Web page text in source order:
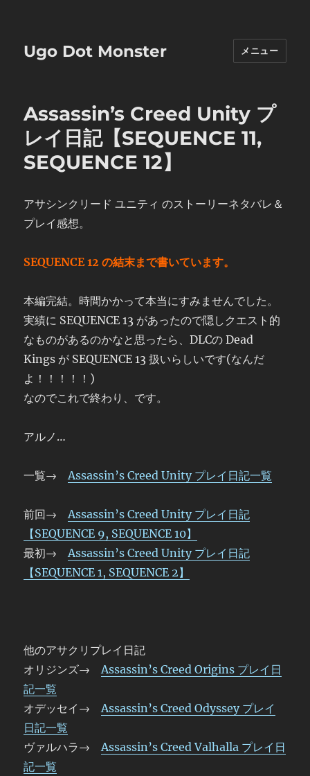
Ugo Dot Monster メニュー
Assassin’s Creed Unity プ
レイ日記【SEQUENCE 11,
SEQUENCE 12】
アサシンクリード ユニティ のストーリーネタバレ＆
プレイ感想。
SEQUENCE 12 の結末まで書いています。
本編完結。時間かかって本当にすみませんでした。
実績に SEQUENCE 13 があったので隠しクエスト的
なものがあるのかなと思ったら、DLCの Dead
Kings が SEQUENCE 13 扱いらしいです(なんだ
よ！！！！！)
なのでこれで終わり、です。
アルノ…
一覧→Assassin’s Creed Unity プレイ日記一覧
前回→Assassin’s Creed Unity プレイ日記
【SEQUENCE 9, SEQUENCE 10】
最初→Assassin’s Creed Unity プレイ日記
【SEQUENCE 1, SEQUENCE 2】
他のアサクリプレイ日記
オリジンズ→Assassin’s Creed Origins プレイ日
記一覧
オデッセイ→Assassin’s Creed Odyssey プレイ
日記一覧
ヴァルハラ→Assassin’s Creed Valhalla プレイ日
記一覧